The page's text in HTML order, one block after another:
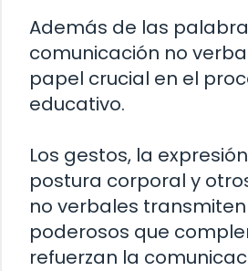
Además de las
comunicación no
papel crucial en el
educativo.
Los gestos, la
postura corporal y
no verbales
poderosos que
refuerzan la